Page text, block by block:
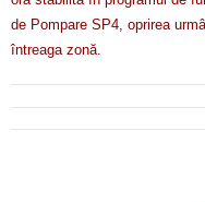
de Pompare SP4, oprirea
întreaga zonă.